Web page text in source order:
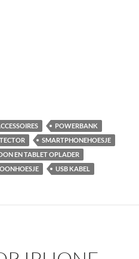
POWERBANK
SMARTPHONEHOESJE
EN TABLET OPLADER
USB KABEL